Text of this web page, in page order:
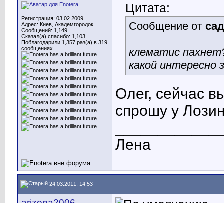
Регистрация: 03.02.2009
Адрес: Киев, Академгородок
Сообщений: 1,149
Сказал(а) спасибо: 1,103
Поблагодарили 1,357 раз(а) в 319
сообщениях
Цитата:
Сообщение от
клематис
какой
Олег, сейчас
спрошу у
Лена
24.03.2011, 14:53